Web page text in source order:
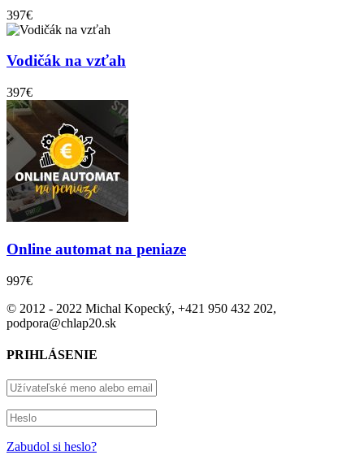
397€
Vodičák na vzťah
397€
Online automat na peniaze
997€
© 2012 - 2022 Michal Kopecký, +421 950 432 202,
podpora@chlap20.sk
PRIHLÁSENIE
Zabudol si heslo?